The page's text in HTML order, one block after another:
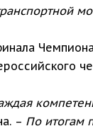
– По итогам